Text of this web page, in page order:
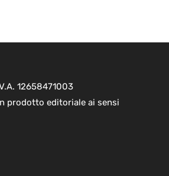
12658471003
prodotto editoriale ai sensi